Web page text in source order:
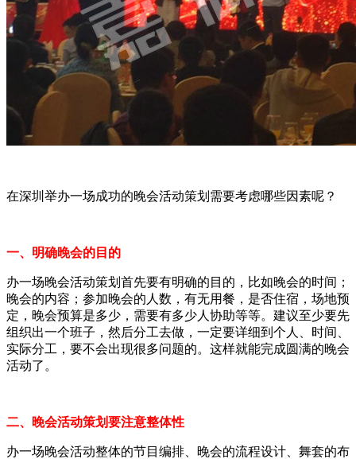
在深圳举办一场成功的晚会活动策划需要考虑哪些因素呢？
一、明确晚会的目的
办一场晚会活动策划首先要有明确的目的，比如晚会的时间；
晚会的内容；参加晚会的人数，有无用餐，是否住宿，场地预
定，晚会预算是多少，需要有多少人协助等等。建议至少要先
组织出一个班子，然后分工去做，一定要详细到个人、时间、
实际分工，要不会出现很多问题的。这样就能完成圆满的晚会
活动了。
二、晚会活动策划要注意整体性
办一场晚会活动整体的节目编排、晚会的流程设计、舞套的布